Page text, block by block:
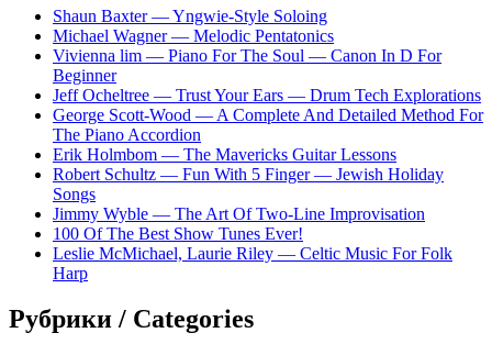
Shaun Baxter — Yngwie-Style Soloing
Michael Wagner — Melodic Pentatonics
Vivienna lim — Piano For The Soul — Canon In D For
Beginner
Jeff Ocheltree — Trust Your Ears — Drum Tech Explorations
George Scott-Wood — A Complete And Detailed Method For
The Piano Accordion
Erik Holmbom — The Mavericks Guitar Lessons
Robert Schultz — Fun With 5 Finger — Jewish Holiday
Songs
Jimmy Wyble — The Art Of Two-Line Improvisation
100 Of The Best Show Tunes Ever!
Leslie McMichael, Laurie Riley — Celtic Music For Folk
Harp
Рубрики / Categories